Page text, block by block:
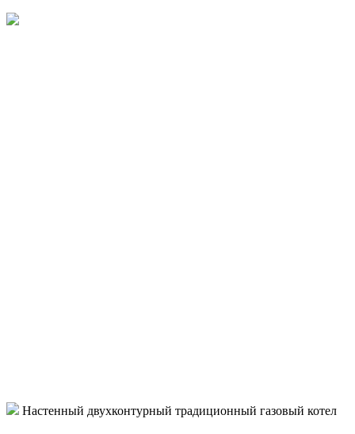
Настенный двухконтурный традиционный газовый котел